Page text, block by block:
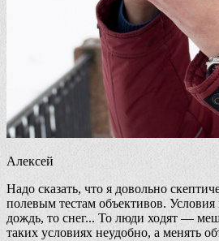
Алексей
Надо сказать, что я довольно
полевым тестам объективов. Условия
дождь, то снег... То люди ходят —
таких условиях неудобно, а менять